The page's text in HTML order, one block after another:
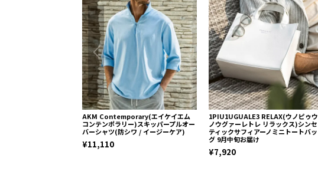
AKM Contemporary(エイケイエム
コンテンポラリー)スキッパープルオー
バーシャツ(防シワ / イージーケア)
¥11,110
1PIU1UGUALE3 RELAX(ウノピゥウ
ノウグァーレトレ リラックス)シンセ
ティックサフィアーノミニトートバッ
グ 9月中旬お届け
¥7,920